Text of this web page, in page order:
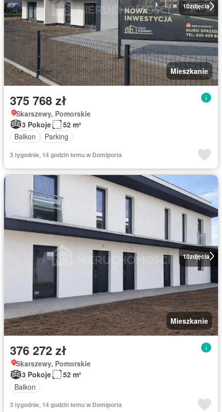
10zdjęcia
Mieszkanie
375 768 zł
Skarszewy, Pomorskie
3 Pokoje
52 m²
Balkon
Parking
3 tygodnie, 14 godzin temu w Domiporta
10zdjęcia
Mieszkanie
376 272 zł
Skarszewy, Pomorskie
3 Pokoje
52 m²
Balkon
3 tygodnie, 14 godzin temu w Domiporta